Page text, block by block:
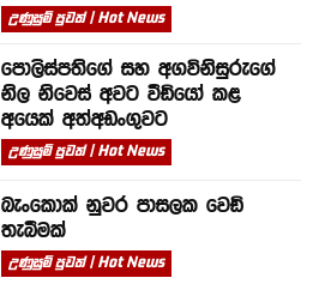
උණුසුම් පුවත් | Hot News
පොලිස්පතිගේ සහ අගවිනිසුරුගේ
නිල නිවෙස් අවට වීඩියෝ කළ
අයෙක් අත්අඩංගුවට
උණුසුම් පුවත් | Hot News
බැංකොක් නුවර පාසලක වෙඩි
තැබීමක්
උණුසුම් පුවත් | Hot News